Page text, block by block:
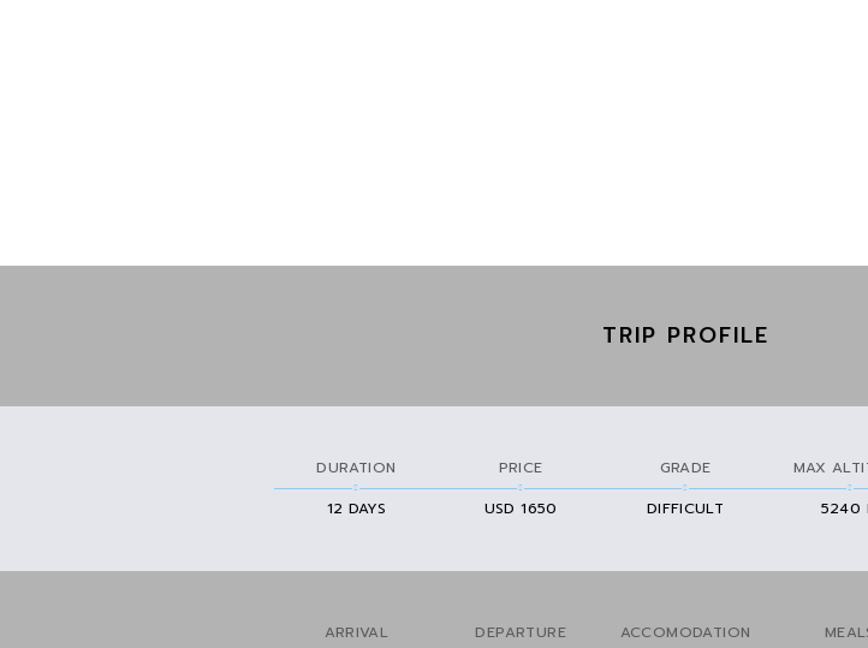
TRIP PROFILE
DURATION
12 DAYS
PRICE
USD 1650
GRADE
DIFFICULT
MAX
5240
ARRIVAL
DEPARTURE
ACCOMODATION